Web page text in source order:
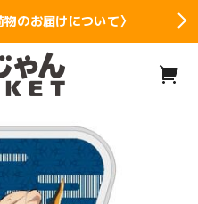
のお届けについて〉